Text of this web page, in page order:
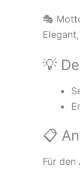
🎭
💡
📋
Für